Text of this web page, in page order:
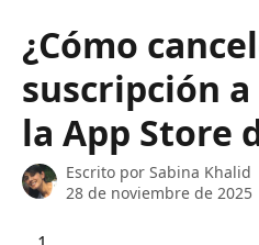
¿Cómo
suscripción
la App Store
Escrito por Sabina Khalid
28 de noviembre de 2025